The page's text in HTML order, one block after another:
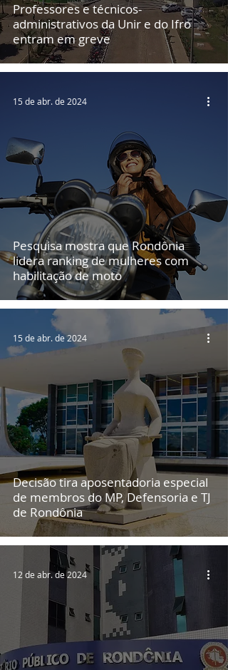
Professores e técnicos-
administrativos da Unir e do Ifro
entram em greve
Pesquisa mostra que Rondônia
lidera ranking de mulheres com
habilitação de moto
15 de abr. de 2024
Decisão tira aposentadoria especial
de membros do MP, Defensoria e TJ
de Rondônia
15 de abr. de 2024
12 de abr. de 2024